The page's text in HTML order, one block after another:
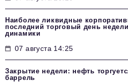
Наиболее ликвидные
последний торговый день
динамики
07 августа 14:25
Закрытие недели: нефть
баррель